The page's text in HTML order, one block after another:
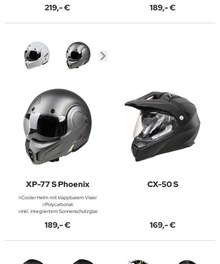
219,- € 189,- €
XP-77 S Phoenix
Cooler Helm mit klappbarem Visier
Polycarbonat
inkl. integriertem Sonnenschutzglas
189,- €
CX-50 S
169,- €